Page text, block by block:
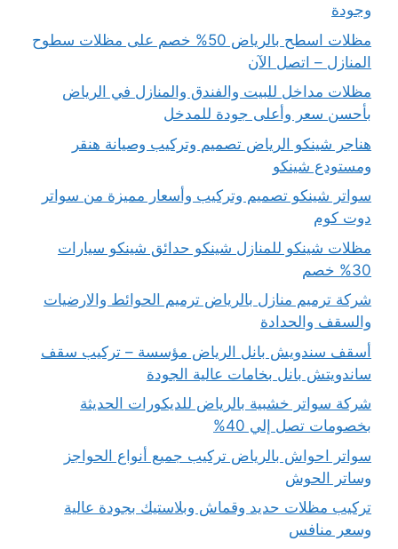
وجودة
مظلات اسطح بالرياض 50% خصم على مظلات سطوح
المنازل – اتصل الآن
مظلات مداخل للبيت والفندق والمنازل في الرياض
بأحسن سعر وأعلى جودة للمدخل
هناجر شينكو الرياض تصميم وتركيب وصيانة هنقر
ومستودع شينكو
سواتر شينكو تصميم وتركيب وأسعار مميزة من سواتر
دوت كوم
مظلات شينكو للمنازل شينكو حدائق شينكو سيارات
30% خصم
شركة ترميم منازل بالرياض ترميم الحوائط والارضيات
والسقف والحدادة
أسقف سندويش بانل الرياض مؤسسة – تركيب سقف
ساندويتش بانل بخامات عالية الجودة
شركة سواتر خشبية بالرياض للديكورات الحديثة
بخصومات تصل إلي 40%
سواتر احواش بالرياض تركيب جميع أنواع الحواجز
وساتر الحوش
تركيب مظلات حديد وقماش وبلاستيك بجودة عالية
وسعر منافس